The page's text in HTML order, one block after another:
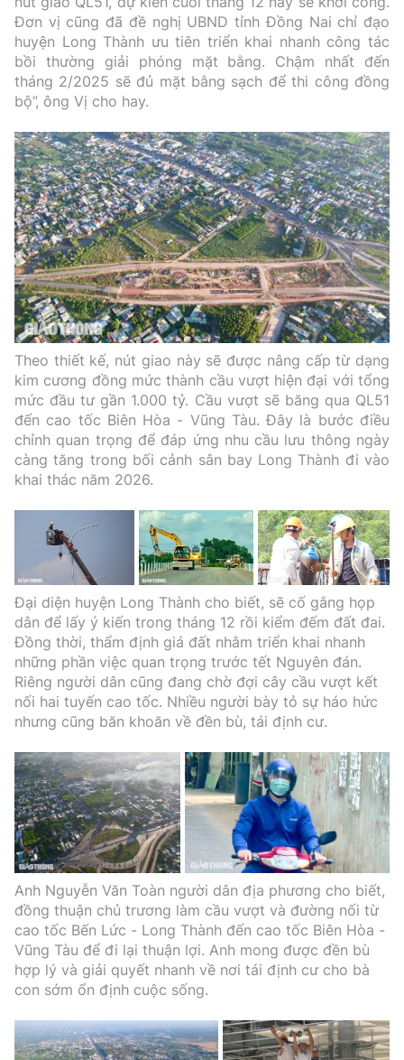
Đơn vị cũng đã đề nghị UBND tỉnh Đồng Nai chỉ đạo
huyện Long Thành ưu tiên triển khai nhanh công tác
bồi thường giải phóng mặt bằng. Chậm nhất đến
tháng 2/2025 sẽ đủ mặt bằng sạch để thi công đồng
bộ”, ông Vị cho hay.
Theo thiết kế, nút giao này sẽ được nâng cấp từ dạng
kim cương đồng mức thành cầu vượt hiện đại với tổng
mức đầu tư gần 1.000 tỷ. Cầu vượt sẽ băng qua QL51
đến cao tốc Biên Hòa - Vũng Tàu. Đây là bước điều
chỉnh quan trọng để đáp ứng nhu cầu lưu thông ngày
càng tăng trong bối cảnh sân bay Long Thành đi vào
khai thác năm 2026.
Đại diện huyện Long Thành cho biết, sẽ cố gắng họp
dân để lấy ý kiến trong tháng 12 rồi kiểm đếm đất đai.
Đồng thời, thẩm định giá đất nhằm triển khai nhanh
những phần việc quan trọng trước tết Nguyên đán.
Riêng người dân cũng đang chờ đợi cây cầu vượt kết
nối hai tuyến cao tốc. Nhiều người bày tỏ sự háo hức
nhưng cũng băn khoăn về đền bù, tái định cư.
Anh Nguyễn Văn Toàn người dân địa phương cho biết,
đồng thuận chủ trương làm cầu vượt và đường nối từ
cao tốc Bến Lức - Long Thành đến cao tốc Biên Hòa -
Vũng Tàu để đi lại thuận lợi. Anh mong được đền bù
hợp lý và giải quyết nhanh về nơi tái định cư cho bà
con sớm ổn định cuộc sống.